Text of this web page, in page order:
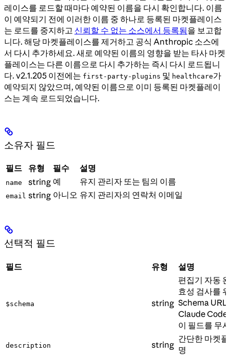
레이스를 로드할 때마다 예약된 이름을 다시 확인합니다. 이름
이 예약되기 전에 이러한 이름 중 하나로 등록된 마켓플레이스
는 로드를 중지하고 신뢰할 수 없는 소스에서 등록됨을 보고합
니다. 해당 마켓플레이스를 제거하고 공식 Anthropic 소스에
서 다시 추가하세요. 새로 예약된 이름의 영향을 받는 타사 마켓
플레이스는 다른 이름으로 다시 추가하는 즉시 다시 로드됩니
다. v2.1.205 이전에는 first-party-plugins 및 healthcare가
예약되지 않았으며, 예약된 이름으로 이미 등록된 마켓플레이
스는 계속 로드되었습니다.
소유자 필드
필드 유형 필수 설명
name string 예 유지 관리자 또는 팀의 이름
email string 아니오 유지 관리자의 연락처 이메일
선택적 필드
필드 유형 설명
$schema string
편집기 자동
효성 검사를
Schema URL
Claude Code
이 필드를 무
description string
간단한 마켓
명